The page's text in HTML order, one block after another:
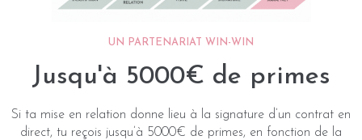
UN PARTENARIAT WIN-WIN
Jusqu'à 5000€ de primes
Si ta mise en relation donne lieu à la signature d’un contrat en
direct, tu reçois jusqu’à 5000€ de primes, en fonction de la